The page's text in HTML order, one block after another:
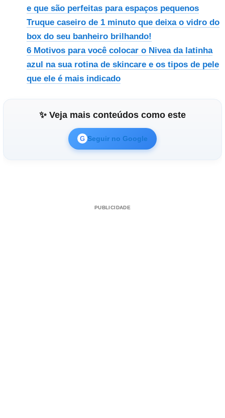
e que são perfeitas para espaços pequenos
Truque caseiro de 1 minuto que deixa o vidro do
box do seu banheiro brilhando!
6 Motivos para você colocar o Nivea da latinha
azul na sua rotina de skincare e os tipos de pele
que ele é mais indicado
✨ Veja mais conteúdos como este
G Seguir no Google
PUBLICIDADE